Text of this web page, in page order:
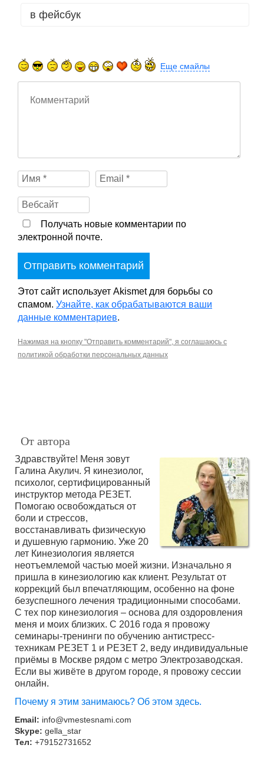
в фейсбук
Еще смайлы
Получать новые комментарии по
электронной почте.
Этот сайт использует Akismet для борьбы со
спамом. Узнайте, как обрабатываются ваши
данные комментариев.
Нажимая на кнопку "Отправить комментарий", я соглашаюсь с
политикой обработки персональных данных
От автора
Здравствуйте! Меня зовут
Галина Акулич. Я кинезиолог,
психолог, сертифицированный
инструктор метода РЕЗЕТ.
Помогаю освобождаться от
боли и стрессов,
восстанавливать физическую
и душевную гармонию. Уже 20
лет Кинезиология является
неотъемлемой частью моей жизни. Изначально я
пришла в кинезиологию как клиент. Результат от
коррекций был впечатляющим, особенно на фоне
безуспешного лечения традиционными способами.
С тех пор кинезиология – основа для оздоровления
меня и моих близких. С 2016 года я провожу
семинары-тренинги по обучению антистресс-
техникам РЕЗЕТ 1 и РЕЗЕТ 2, веду индивидуальные
приёмы в Москве рядом с метро Электрозаводская.
Если вы живёте в другом городе, я провожу сессии
онлайн.
Почему я этим занимаюсь? Об этом здесь.
Email: info@vmestesnami.com
Skype: gella_star
Тел: +79152731652